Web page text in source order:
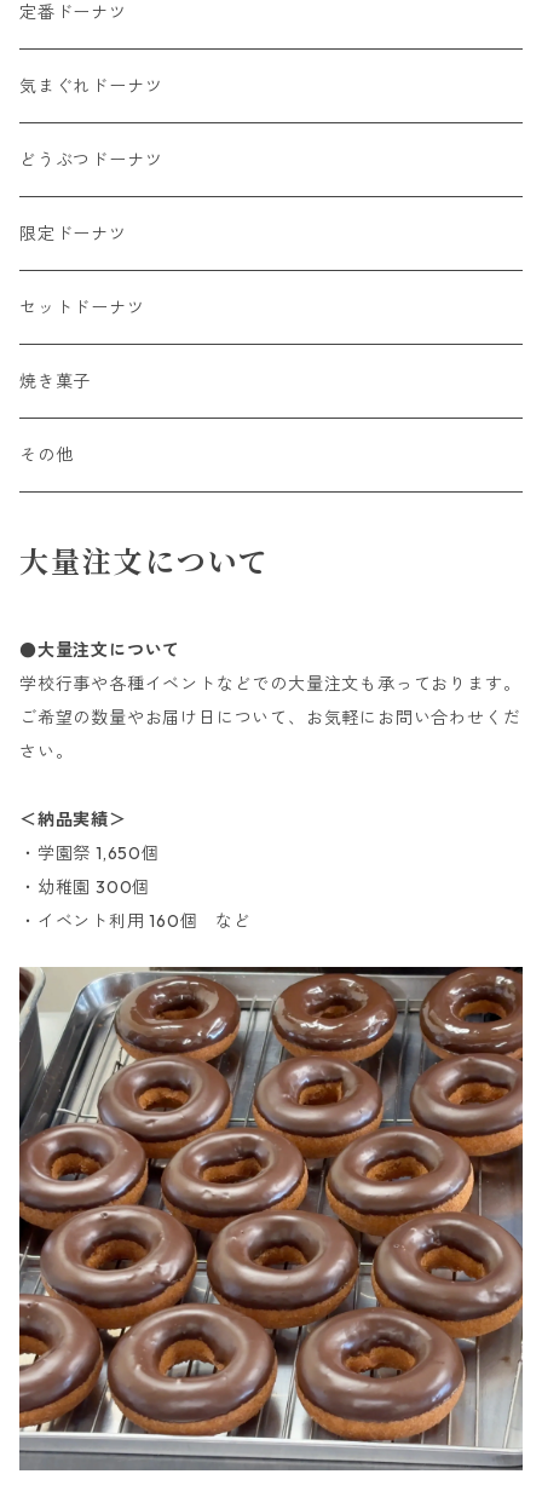
定番ドーナツ
気まぐれドーナツ
どうぶつドーナツ
限定ドーナツ
セットドーナツ
焼き菓子
その他
大量注文について
●大量注文について
学校行事や各種イベントなどでの大量注文も承っております。
ご希望の数量やお届け日について、お気軽にお問い合わせくだ
さい。
＜納品実績＞
・学園祭 1,650個
・幼稚園 300個
・イベント利用 160個 など